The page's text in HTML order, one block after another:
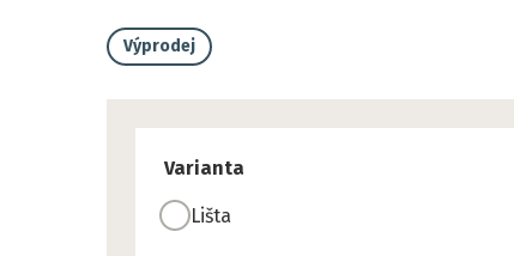
Výprodej
Varianta
Lišta